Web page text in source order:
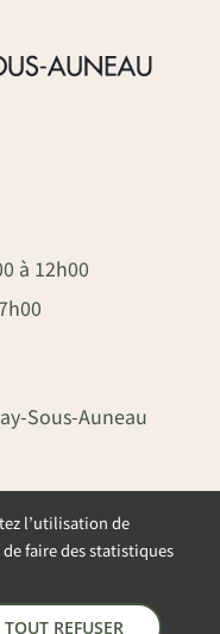
à 12h00
Sous-Auneau
SOUS-AUNEAU –
l’utilisation de
faire des statistiques
TOUT REFUSER